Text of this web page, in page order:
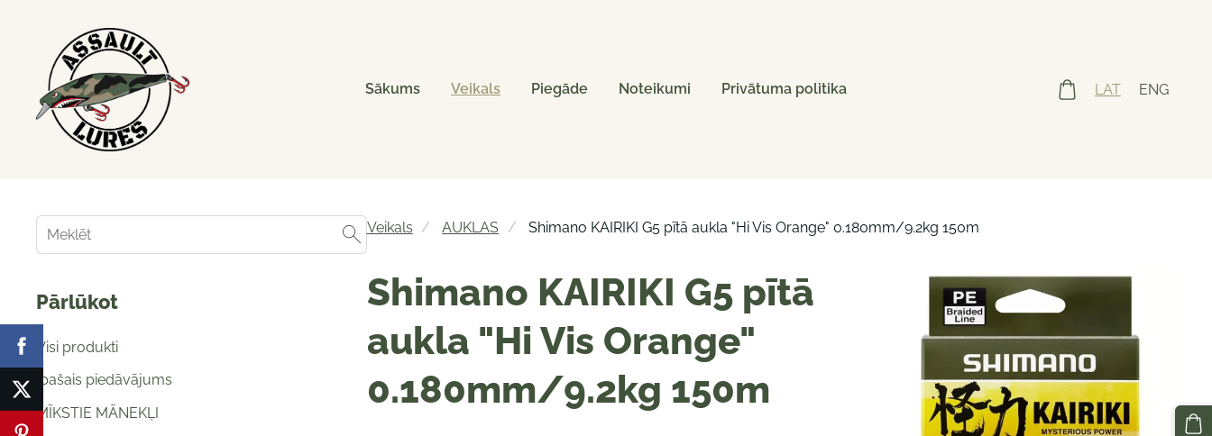
Sākums Veikals Piegāde Noteikumi Privātuma politika LAT ENG
Pārlūkot
Visi produkti
Īpašais piedāvājums
MĪKSTIE MĀNEKĻI
Veikals AUKLAS Shimano KAIRIKI G5 pītā aukla "Hi Vis Orange" 0.180mm/9.2kg 150m
Shimano KAIRIKI G5 pītā
aukla "Hi Vis Orange"
0.180mm/9.2kg 150m